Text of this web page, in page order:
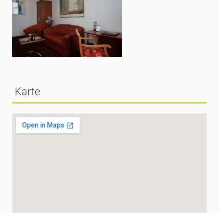
Karte